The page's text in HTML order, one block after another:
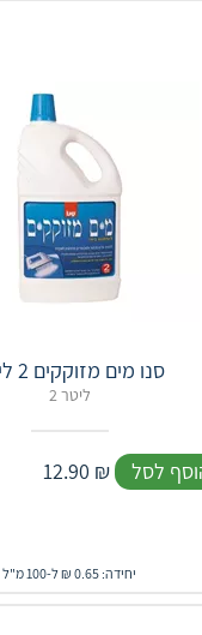
סנו מים מזוקקים 2 ליטר
2 ליטר
12.90 ₪ לסל
יחידה: 0.65 ₪ ל-100 מ"ל